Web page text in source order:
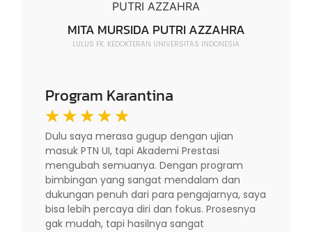
MITA MURSIDA PUTRI AZZAHRA
LULUS FK. KEDOKTERAN UNIVERSITAS INDONESIA
Program Karantina
☆ ☆ ☆ ☆ ☆
Dulu saya merasa gugup dengan ujian
masuk PTN UI, tapi Akademi Prestasi
mengubah semuanya. Dengan program
bimbingan yang sangat mendalam dan
dukungan penuh dari para pengajarnya, saya
bisa lebih percaya diri dan fokus. Prosesnya
gak mudah, tapi hasilnya sangat